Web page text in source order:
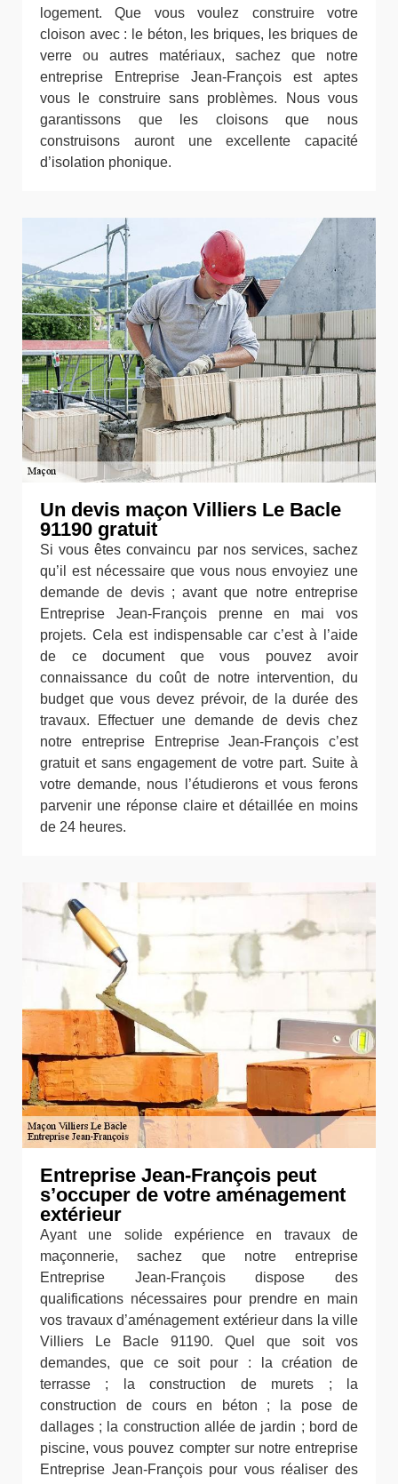
logement. Que vous voulez construire votre
cloison avec : le béton, les briques, les briques de
verre ou autres matériaux, sachez que notre
entreprise Entreprise Jean-François est aptes
vous le construire sans problèmes. Nous vous
garantissons que les cloisons que nous
construisons auront une excellente capacité
d’isolation phonique.
Un devis maçon Villiers Le Bacle
91190 gratuit
Si vous êtes convaincu par nos services, sachez
qu’il est nécessaire que vous nous envoyiez une
demande de devis ; avant que notre entreprise
Entreprise Jean-François prenne en mai vos
projets. Cela est indispensable car c’est à l’aide
de ce document que vous pouvez avoir
connaissance du coût de notre intervention, du
budget que vous devez prévoir, de la durée des
travaux. Effectuer une demande de devis chez
notre entreprise Entreprise Jean-François c’est
gratuit et sans engagement de votre part. Suite à
votre demande, nous l’étudierons et vous ferons
parvenir une réponse claire et détaillée en moins
de 24 heures.
Entreprise Jean-François peut
s’occuper de votre aménagement
extérieur
Ayant une solide expérience en travaux de
maçonnerie, sachez que notre entreprise
Entreprise Jean-François dispose des
qualifications nécessaires pour prendre en main
vos travaux d’aménagement extérieur dans la ville
Villiers Le Bacle 91190. Quel que soit vos
demandes, que ce soit pour : la création de
terrasse ; la construction de murets ; la
construction de cours en béton ; la pose de
dallages ; la construction allée de jardin ; bord de
piscine, vous pouvez compter sur notre entreprise
Entreprise Jean-François pour vous réaliser des